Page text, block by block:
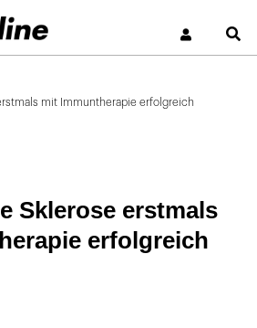
mit Immuntherapie erfolgreich
Sklerose erstmals
erfolgreich